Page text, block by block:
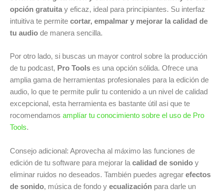
opción gratuita y eficaz, ideal para principiantes. Su interfaz
intuitiva te permite cortar, empalmar y mejorar la calidad de
tu audio de manera sencilla.
Por otro lado, si buscas un mayor control sobre la producción
de tu podcast, Pro Tools es una opción sólida. Ofrece una
amplia gama de herramientas profesionales para la edición de
audio, lo que te permite pulir tu contenido a un nivel de calidad
excepcional, esta herramienta es bastante útil asi que te
rocomendamos amplíar tu conocimiento sobre el uso de Pro
Tools.
Consejo adicional: Aprovecha al máximo las funciones de
edición de tu software para mejorar la calidad de sonido y
eliminar ruidos no deseados. También puedes agregar efectos
de sonido, música de fondo y ecualización para darle un